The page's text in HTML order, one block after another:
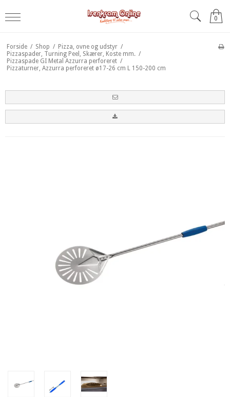
0
Forside / Shop / Pizza, ovne og udstyr /
Pizzaspader, Turning Peel, Skærer, Koste mm. /
Pizzaspade GI Metal Azzurra perforeret /
Pizzaturner, Azzurra perforeret ø17-26 cm L 150-200 cm